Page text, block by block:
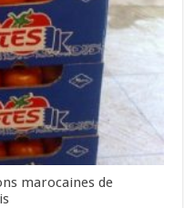
marocaines de